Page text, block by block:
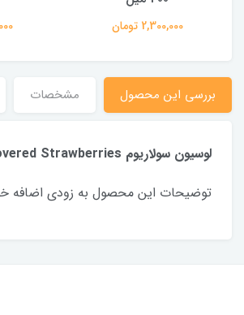
2,300,000 تومان
بررسی این محصول مشخصات
لوسیون سولاریوم Chocolate Covered Strawberries:
توضیحات این محصول به زودی اضافه